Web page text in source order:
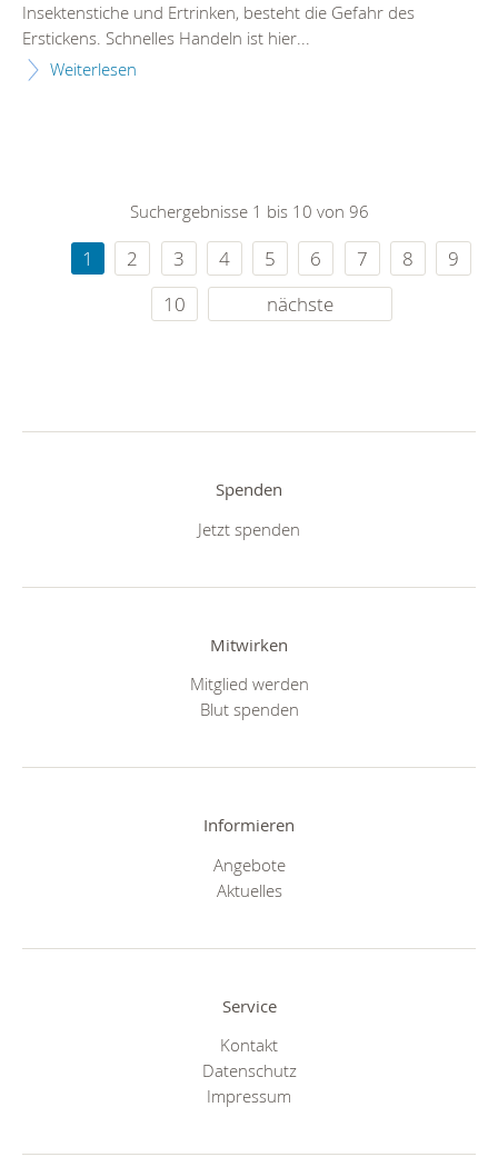
Insektenstiche und Ertrinken, besteht die Gefahr des
Erstickens. Schnelles Handeln ist hier...
Weiterlesen
Suchergebnisse 1 bis 10 von 96
1 2 3 4 5 6 7 8
9
10
nächste
Spenden
Jetzt spenden
Mitwirken
Mitglied werden
Blut spenden
Informieren
Angebote
Aktuelles
Service
Kontakt
Datenschutz
Impressum